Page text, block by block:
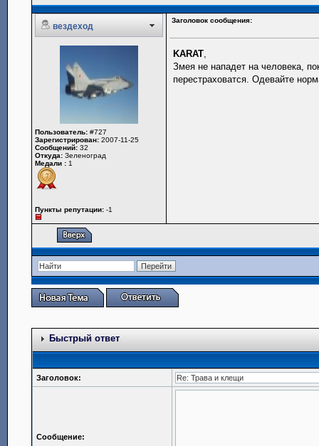
вездеход
Заголовок сообщения:
Пользователь: #727
Зарегистрирован: 2007-11-25
Сообщений: 32
Откуда: Зеленоград
Медали : 1
Пункты репутации: -1
KARAT,
Змея не нападет на человека,
перестраховатся. Одевайте
Быстрый ответ
Заголовок:
Сообщение: